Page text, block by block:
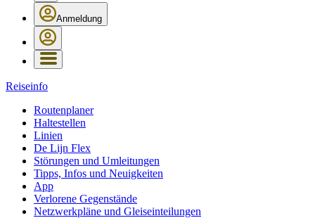
Anmeldung
Reiseinfo
Routenplaner
Haltestellen
Linien
De Lijn Flex
Störungen und Umleitungen
Tipps, Infos und Neuigkeiten
App
Verlorene Gegenstände
Netzwerkpläne und Gleiseinteilungen